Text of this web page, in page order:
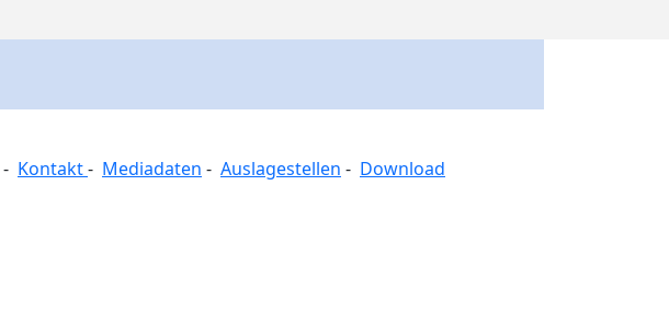
- Kontakt- Mediadaten - Auslagestellen - Download